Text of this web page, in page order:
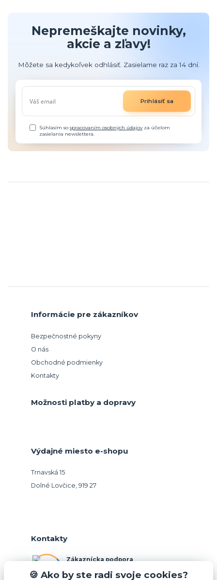
Nepremeškajte novinky,
akcie a zľavy!
Môžete sa kedykoľvek odhlásiť. Zasielame raz za 14 dní.
Prihlásiť sa
Súhlasím sospracovaním osobných údajovza účelom
zasielania newslettera.
Informácie pre zákazníkov
Bezpečnostné pokyny
O nás
Obchodné podmienky
Kontakty
Možnosti platby a dopravy
Výdajné miesto e-shopu
Trnavská 15
Dolné Lovčice, 919 27
Kontakty
Zákaznícka podpora
🍪 Ako by ste radi svoje cookies?